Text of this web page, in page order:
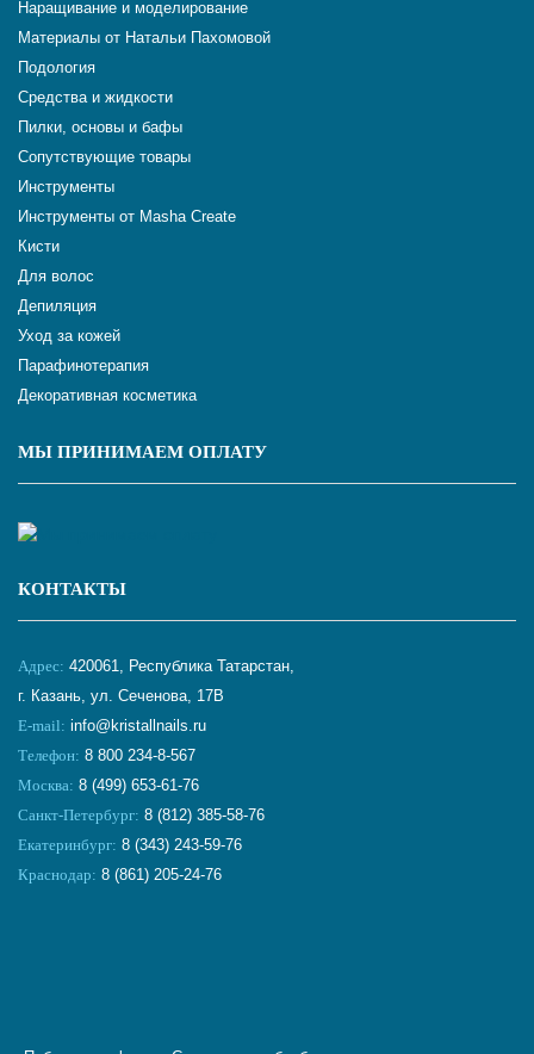
Наращивание и моделирование
Материалы от Натальи Пахомовой
Подология
Средства и жидкости
Пилки, основы и бафы
Сопутствующие товары
Инструменты
Инструменты от Masha Create
Кисти
Для волос
Депиляция
Уход за кожей
Парафинотерапия
Декоративная косметика
МЫ ПРИНИМАЕМ ОПЛАТУ
КОНТАКТЫ
Адрес: 420061, Республика Татарстан,
г. Казань, ул. Сеченова, 17В
E-mail: info@kristallnails.ru
Телефон: 8 800 234-8-567
Москва: 8 (499) 653-61-76
Санкт-Петербург: 8 (812) 385-58-76
Екатеринбург: 8 (343) 243-59-76
Краснодар: 8 (861) 205-24-76